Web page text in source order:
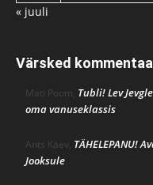
« juuli
Värsked
Mati Poom, Tubli! Lev
oma vanuseklassis
Ants Kaev, TÄHELEPANU!
Jooksule